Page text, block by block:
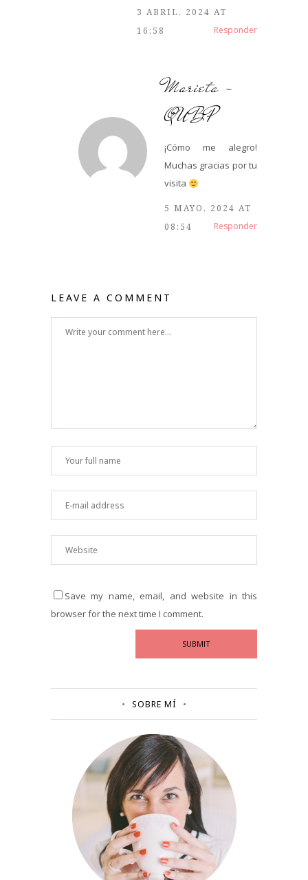
3 ABRIL, 2024 AT
16:58
Responder
Marieta -
QUBP
¡Cómo me alegro!
Muchas gracias por tu
visita
5 MAYO, 2024 AT
08:54
Responder
LEAVE A COMMENT
Save my name, email, and website in this
browser for the next time I comment.
SOBRE MÍ